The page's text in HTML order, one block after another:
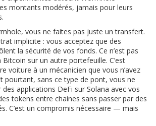
montants modérés, jamais pour leurs
vous ne faites pas juste un transfert.
implicite : vous acceptez que des
la sécurité de vos fonds. Ce n’est pas
sur un autre portefeuille. C’est
voiture à un mécanicien que vous n’avez
pourtant, sans ce type de pont, vous ne
applications DeFi sur Solana avec vos
tokens entre chaines sans passer par des
C’est un compromis nécessaire — mais